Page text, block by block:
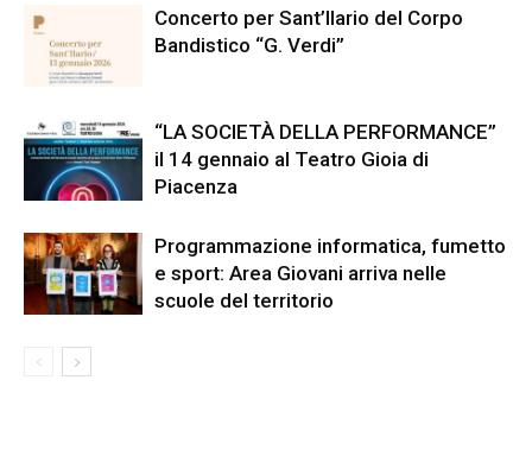
Concerto per Sant’Ilario del Corpo
Bandistico “G. Verdi”
“LA SOCIETÀ DELLA PERFORMANCE”
il 14 gennaio al Teatro Gioia di
Piacenza
Programmazione informatica, fumetto
e sport: Area Giovani arriva nelle
scuole del territorio